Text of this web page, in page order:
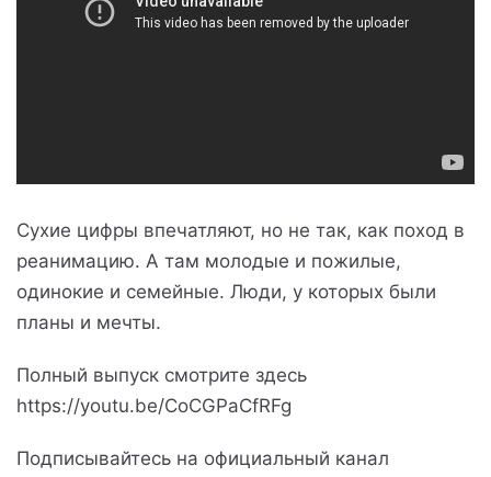
Сухие цифры впечатляют, но не так, как поход в
реанимацию. А там молодые и пожилые,
одинокие и семейные. Люди, у которых были
планы и мечты.
Полный выпуск смотрите здесь
https://youtu.be/CoCGPaCfRFg
Подписывайтесь на официальный канал